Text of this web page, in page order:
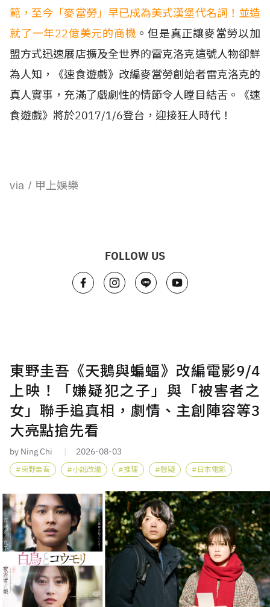
範，至今「麥當勞」早已成為美式漢堡代名詞！並造
就了一年22億美元的商機 。但是真正讓麥當勞以加
盟方式迅速展店擴及全世界的雷克洛克這號人物卻鮮
為人知，《速食遊戲》改編麥當勞創始者雷克洛克的
真人實事，充滿了戲劇性的情節令人瞠目結舌。
《速
食遊戲》將於2017/1/6登台，迎接狂人時代！
via / 甲上娛樂
FOLLOW US
東野圭吾《天鵝與蝙蝠》改編電影9/4
上映！「嫌疑犯之子」與「被害者之
女」聯手追真相，劇情、主創陣容等3
大亮點搶先看
by Ning Chi 2026-08-03
東野圭吾 小說改編 推理 懸疑 日本電影